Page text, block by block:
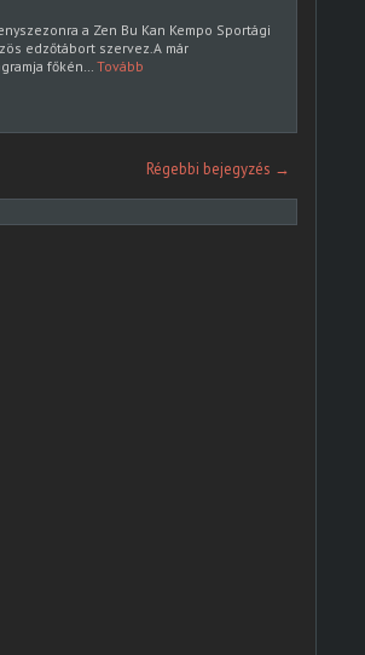
a Zen Bu Kan Kempo Sportági
edzőtábort szervez.A már
főkén…
Tovább
Régebbi bejegyzés →